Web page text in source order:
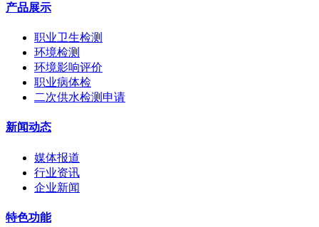
产品展示
职业卫生检测
环境检测
环境影响评价
职业病体检
二次供水检测申请
新闻动态
媒体报道
行业资讯
企业新闻
特色功能